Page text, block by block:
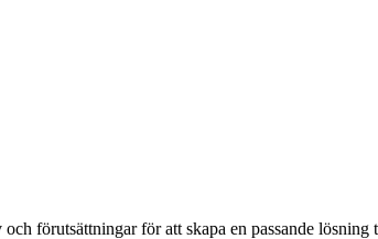
förutsättningar för att skapa en passande